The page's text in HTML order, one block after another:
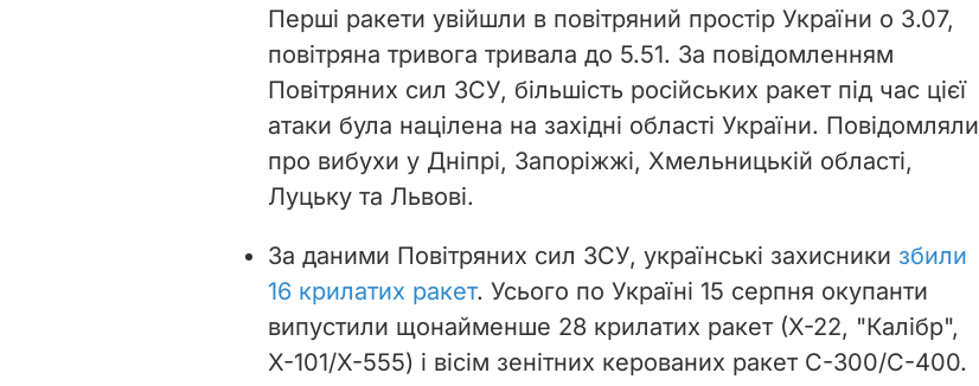
Перші ракети увійшли в повітряний простір України о 3.07,
повітряна тривога тривала до 5.51. За повідомленням
Повітряних сил ЗСУ, більшість російських ракет під час цієї
атаки була націлена на західні області України. Повідомляли
про вибухи у Дніпрі, Запоріжжі, Хмельницькій області,
Луцьку та Львові.
За даними Повітряних сил ЗСУ, українські захисники збили
16 крилатих ракет. Усього по Україні 15 серпня окупанти
випустили щонайменше 28 крилатих ракет (Х-22, "Калібр",
Х-101/Х-555) і вісім зенітних керованих ракет С-300/С-400.